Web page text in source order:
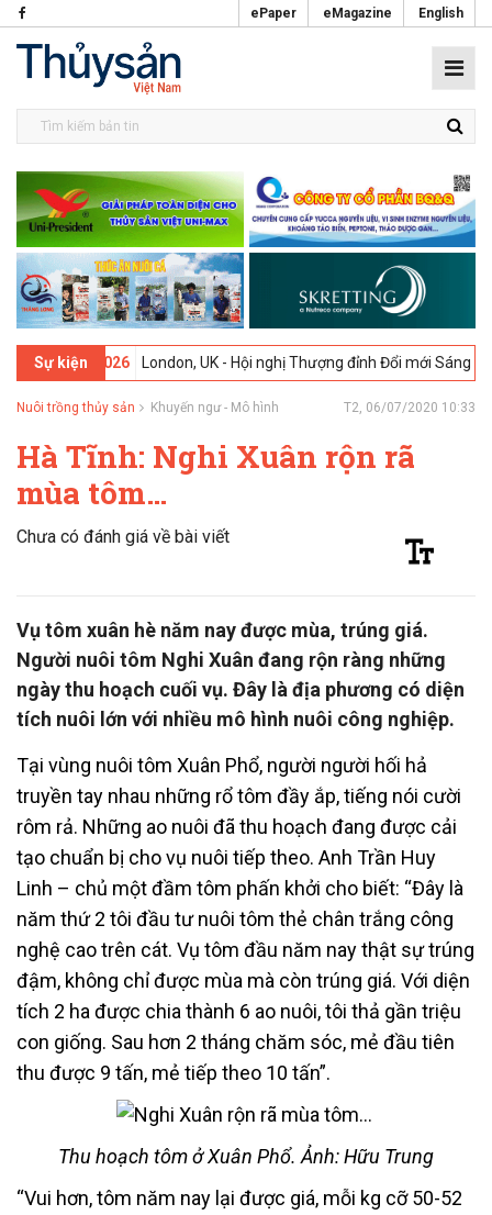
ePaper eMagazine English
Sự kiện
02-2026 London, UK - Hội nghị Thượng đỉnh Đổi mới Sáng tạo trong
Nuôi trồng thủy sản Khuyến ngư - Mô hình T2, 06/07/2020 10:33
Hà Tĩnh: Nghi Xuân rộn rã
mùa tôm…
Chưa có đánh giá về bài viết
Vụ tôm xuân hè năm nay được mùa, trúng giá.
Người nuôi tôm Nghi Xuân đang rộn ràng những
ngày thu hoạch cuối vụ. Đây là địa phương có diện
tích nuôi lớn với nhiều mô hình nuôi công nghiệp.
Tại vùng nuôi tôm Xuân Phổ, người người hối hả
truyền tay nhau những rổ tôm đầy ắp, tiếng nói cười
rôm rả. Những ao nuôi đã thu hoạch đang được cải
tạo chuẩn bị cho vụ nuôi tiếp theo. Anh Trần Huy
Linh – chủ một đầm tôm phấn khởi cho biết: “Đây là
năm thứ 2 tôi đầu tư nuôi tôm thẻ chân trắng công
nghệ cao trên cát. Vụ tôm đầu năm nay thật sự trúng
đậm, không chỉ được mùa mà còn trúng giá. Với diện
tích 2 ha được chia thành 6 ao nuôi, tôi thả gần triệu
con giống. Sau hơn 2 tháng chăm sóc, mẻ đầu tiên
thu được 9 tấn, mẻ tiếp theo 10 tấn”.
Thu hoạch tôm ở Xuân Phổ. Ảnh: Hữu Trung
“Vui hơn, tôm năm nay lại được giá, mỗi kg cỡ 50-52